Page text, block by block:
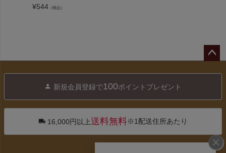
¥544 （税込）
へ
新規会員登録で100ポイントプレゼント
16,000円以上送料無料※1配送住所あたり